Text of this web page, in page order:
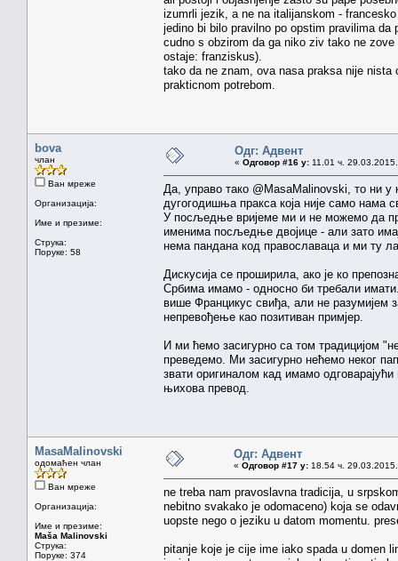
izumrli jezik, a ne na italijanskom -
jedino bi bilo pravilno po opstim pravilima da
cudno s obzirom da ga niko ziv tako ne
ostaje: franziskus).
tako da ne znam, ova nasa praksa nije nista
prakticnom potrebom.
bova
члан
Ван мреже
Организација:
Име и презиме:
Струка:
Поруке: 58
Одг: Адвент
« Одговор #16 у: 11.01 ч.
Да, управо тако @MasaMalinovski, то ни у
дугогодишња пракса која није само нама
У посљедње вријеме ми и не можемо да
именима посљедње двојице - али зато
нема пандана код православаца и ми ту
Дискусија се проширила, ако је ко
Србима имамо - односно би требали
више Францикус свиђа, али не разумијем
непревођење као позитиван примјер.
И ми ћемо засигурно са том традицијом
преведемо. Ми засигурно нећемо неког
звати оригиналом кад имамо
њихова превод.
MasaMalinovski
одомаћен члан
Ван мреже
Организација:
Име и презиме:
Maša Malinovski
Струка:
Поруке: 374
Одг: Адвент
« Одговор #17 у: 18.54 ч.
ne treba nam pravoslavna tradicija, u
nebitno svakako je odomaceno) koja se
uopste nego o jeziku u datom momentu.
pitanje koje je cije ime iako spada u domen